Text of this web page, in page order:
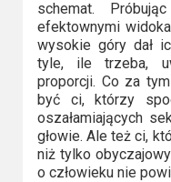
schemat.
efektownymi
wysokie góry dał
tyle, ile trzeba,
proporcji. Co za
być ci, którzy
oszałamiających
głowie. Ale też ci,
niż tylko
o człowieku nie